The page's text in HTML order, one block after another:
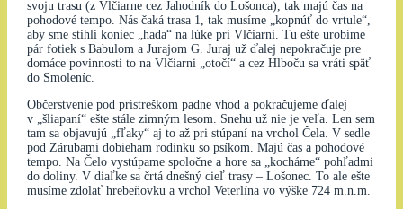
svoju trasu (z Vlčiarne cez Jahodník do Lošonca), tak majú čas na
pohodové tempo. Nás čaká trasa 1, tak musíme „kopnúť do vrtule“,
aby sme stihli koniec „hada“ na lúke pri Vlčiarni. Tu ešte urobíme
pár fotiek s Babulom a Jurajom G. Juraj už ďalej nepokračuje pre
domáce povinnosti to na Vlčiarni „otočí“ a cez Hlboču sa vráti späť
do Smoleníc.
Občerstvenie pod prístreškom padne vhod a pokračujeme ďalej
v „šliapaní“ ešte stále zimným lesom. Snehu už nie je veľa. Len sem
tam sa objavujú „fľaky“ aj to až pri stúpaní na vrchol Čela. V sedle
pod Zárubami dobieham rodinku so psíkom. Majú čas a pohodové
tempo. Na Čelo vystúpame spoločne a hore sa „kocháme“ pohľadmi
do doliny. V diaľke sa črtá dnešný cieľ trasy – Lošonec. To ale ešte
musíme zdolať hrebeňovku a vrchol Veterlína vo výške 724 m.n.m.